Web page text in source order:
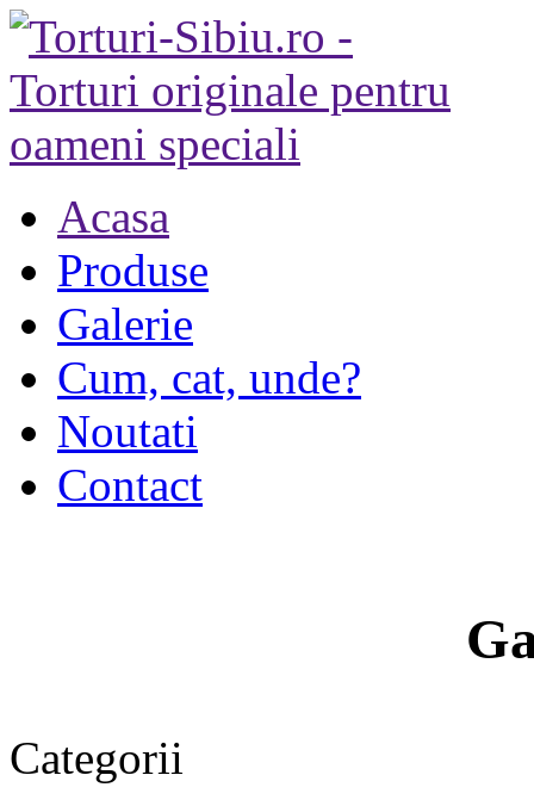
Acasa
Produse
Galerie
Cum, cat, unde?
Noutati
Contact
Categorii